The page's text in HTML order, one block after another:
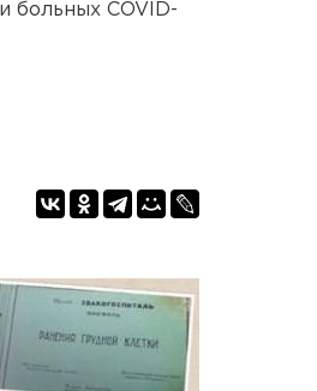
больных COVID-